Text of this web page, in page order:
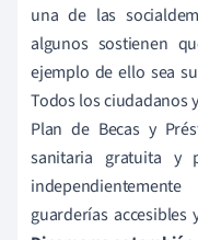
una de las
algunos sostienen
ejemplo de ello sea
Todos los ciudadanos
Plan de Becas y
sanitaria gratuita y
guarderías